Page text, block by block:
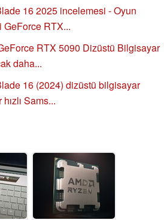
16 2025 incelemesi - Oyun
GeForce RTX...
RTX 5090 Dizüstü Bilgisayar
daha...
16 (2024) dizüstü bilgisayar
Sams...